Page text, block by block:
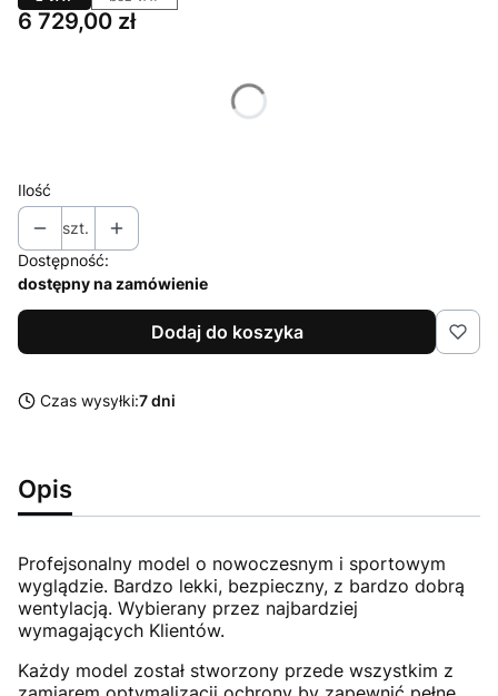
Cena
6 729,00 zł
Poszczególne warianty mogą różnić się ceną
Ilość
szt.
Dostępność:
dostępny na zamówienie
Dodaj do koszyka
Czas wysyłki:7 dni
Opis
Profejsonalny model o nowoczesnym i sportowym
wyglądzie. Bardzo lekki, bezpieczny, z bardzo dobrą
wentylacją. Wybierany przez najbardziej
wymagających Klientów.
Każdy model został stworzony przede wszystkim z